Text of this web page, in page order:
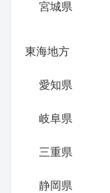
宮城県
東海地方
愛知県
岐阜県
三重県
静岡県